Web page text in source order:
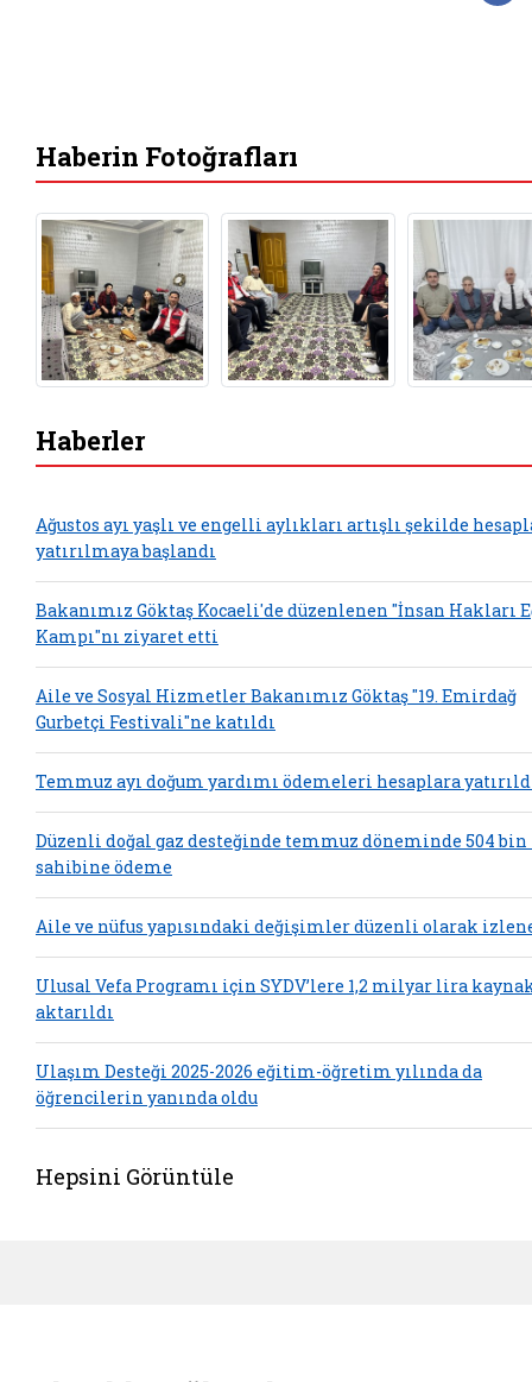
Haberin Fotoğrafları
Haberler
Ağustos ayı yaşlı ve engelli aylıkları artışlı şekilde
yatırılmaya başlandı
Bakanımız Göktaş Kocaeli'de düzenlenen "İnsan Hakları
Kampı"nı ziyaret etti
Aile ve Sosyal Hizmetler Bakanımız Göktaş "19. Emirdağ
Gurbetçi Festivali"ne katıldı
Temmuz ayı doğum yardımı ödemeleri hesaplara
Düzenli doğal gaz desteğinde temmuz döneminde 504
sahibine ödeme
Aile ve nüfus yapısındaki değişimler düzenli olarak
Ulusal Vefa Programı için SYDV’lere 1,2 milyar lira
aktarıldı
Ulaşım Desteği 2025-2026 eğitim-öğretim yılında da
öğrencilerin yanında oldu
Hepsini Görüntüle